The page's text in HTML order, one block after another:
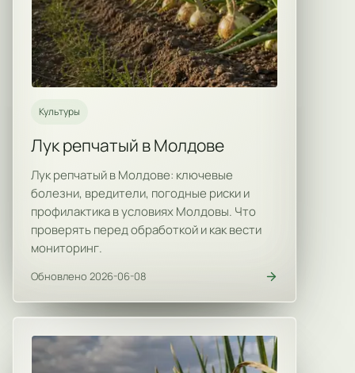
Культуры
Лук репчатый в Молдове
Лук репчатый в Молдове: ключевые
болезни, вредители, погодные риски и
профилактика в условиях Молдовы. Что
проверять перед обработкой и как вести
мониторинг.
Обновлено 2026-06-08